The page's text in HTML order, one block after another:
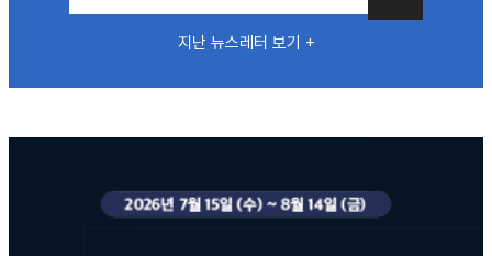
지난 뉴스레터 보기 +